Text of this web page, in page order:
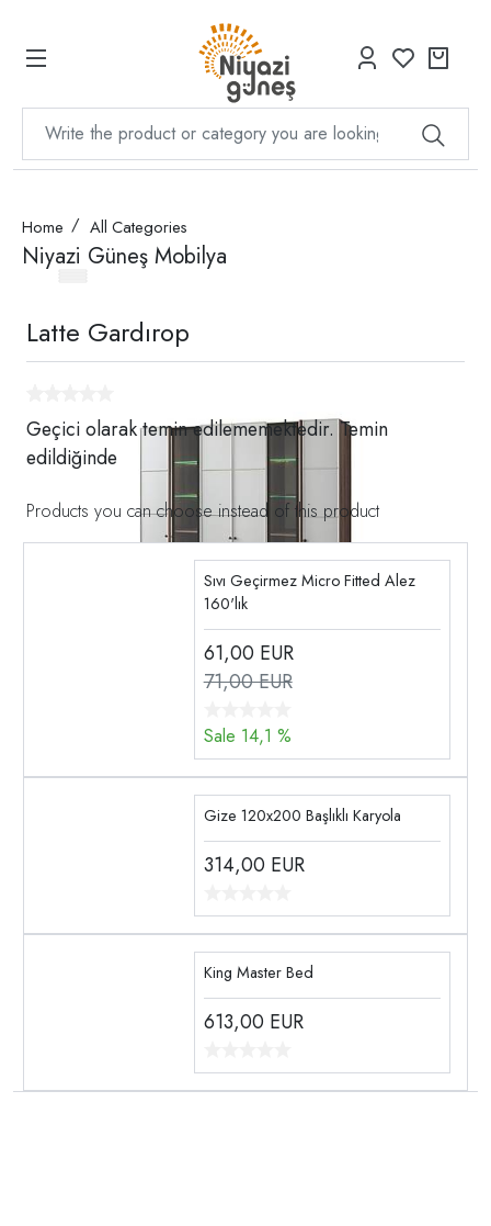
Home All Categories
Niyazi Güneş Mobilya
Latte Gardırop
Geçici olarak temin edilememektedir. Temin
edildiğinde
Products you can choose instead of this product
Sıvı Geçirmez Micro Fitted Alez
160'lık
61,00 EUR
71,00 EUR
Sale 14,1 %
Gize 120x200 Başlıklı Karyola
314,00 EUR
King Master Bed
613,00 EUR